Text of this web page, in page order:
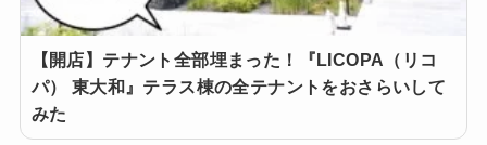
【開店】テナント全部埋まった！『LICOPA（リコ
パ） 東大和』テラス棟の全テナントをおさらいして
みた